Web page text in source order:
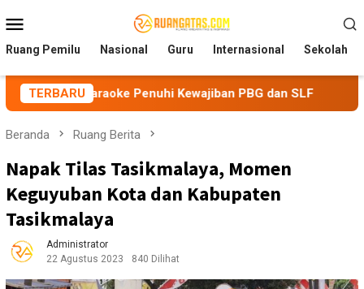
ke
kontenMobile
Ruang Pemilu Nasional Guru Internasional Sekolah
TERBARU
Penuhi Kewajiban PBG dan SLF BEM
Beranda Ruang Berita
Napak Tilas Tasikmalaya, Momen
Keguyuban Kota dan Kabupaten
Tasikmalaya
Administrator
22 Agustus 2023
840 Dilihat